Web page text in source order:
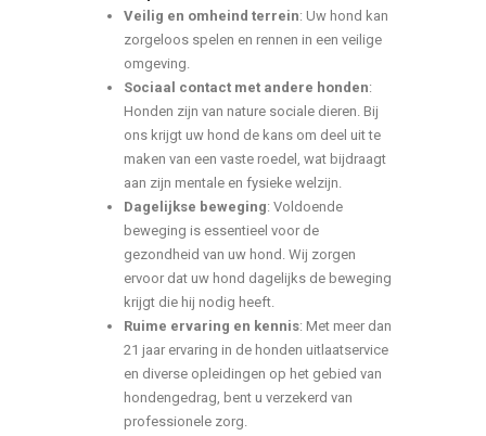
Veilig en omheind terrein: Uw hond kan
zorgeloos spelen en rennen in een veilige
omgeving.
Sociaal contact met andere honden:
Honden zijn van nature sociale dieren. Bij
ons krijgt uw hond de kans om deel uit te
maken van een vaste roedel, wat bijdraagt
aan zijn mentale en fysieke welzijn.
Dagelijkse beweging: Voldoende
beweging is essentieel voor de
gezondheid van uw hond. Wij zorgen
ervoor dat uw hond dagelijks de beweging
krijgt die hij nodig heeft.
Ruime ervaring en kennis: Met meer dan
21 jaar ervaring in de honden uitlaatservice
en diverse opleidingen op het gebied van
hondengedrag, bent u verzekerd van
professionele zorg.